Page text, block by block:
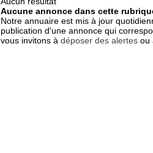
Aucune annonce dans cette
Notre annuaire est mis à jour
publication d'une annonce qui
vous invitons à déposer des alertes ou